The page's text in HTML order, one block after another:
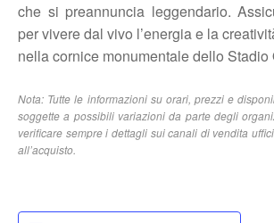
che si preannuncia leggendario.
per vivere dal vivo l’energia e la
nella cornice monumentale dello Stadio
Nota: Tutte le informazioni su orari, prezzi e
soggette a possibili variazioni da parte degli
verificare sempre i dettagli sui canali di vendita
all’acquisto.